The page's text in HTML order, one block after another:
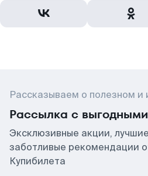
Рассказываем о полезном и
Рассылка с
Эксклюзивные акции,
заботливые рекомендации
Купибилета